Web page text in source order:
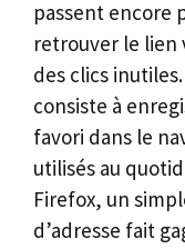
passent encore
retrouver le lien
des clics
consiste à
favori dans le
utilisés au
Firefox, un
d’adresse fait